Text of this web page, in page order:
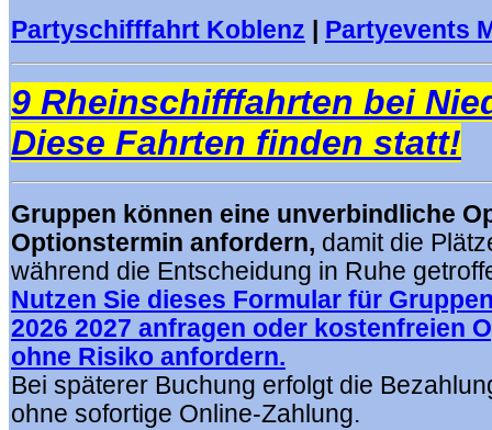
Partyschifffahrt Koblenz
Partyevents
9 Rheinschifffahrten bei
Diese Fahrten finden statt!
Gruppen können eine unverbindliche
Optionstermin anfordern, damit die
während die Entscheidung in Ruhe
Nutzen Sie dieses Formular für
2026 2027 anfragen oder kostenfreien
ohne Risiko anfordern.
Bei späterer Buchung erfolgt die
ohne sofortige Online-Zahlung.